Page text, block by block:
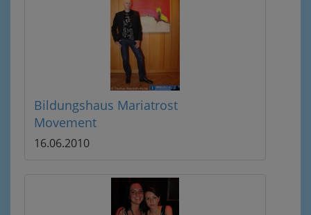
Bildungshaus Mariatrost
Movement
16.06.2010